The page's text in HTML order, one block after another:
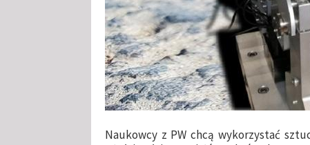
Naukowcy z PW chcą wykorzystać